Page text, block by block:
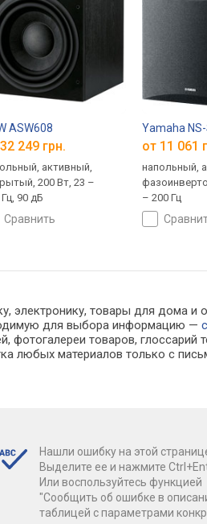
ASW608
249 грн.
активный,
200 Вт, 23 –
90 дБ
сравнить
Yamaha
от 11 061
напольный,
– 200 Гц
электронику, товары для дома
для выбора информацию —
фотогалереи товаров,
любых материалов только с
Нашли ошибку на этой
Выделите ее и нажмите
Или воспользуйтесь функцией
"Сообщить об ошибке в
таблицей с параметрами